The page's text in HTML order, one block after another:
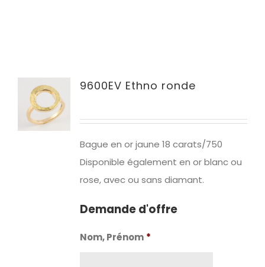
9600EV Ethno ronde
Bague en or jaune 18 carats/750
Disponible également en or blanc ou
rose, avec ou sans diamant.
Demande d'offre
Nom, Prénom *